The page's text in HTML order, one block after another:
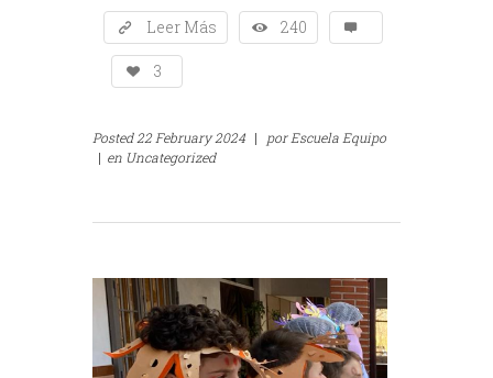
Leer Más 240
3
Posted22 February 2024 | porEscuela Equipo
| en Uncategorized